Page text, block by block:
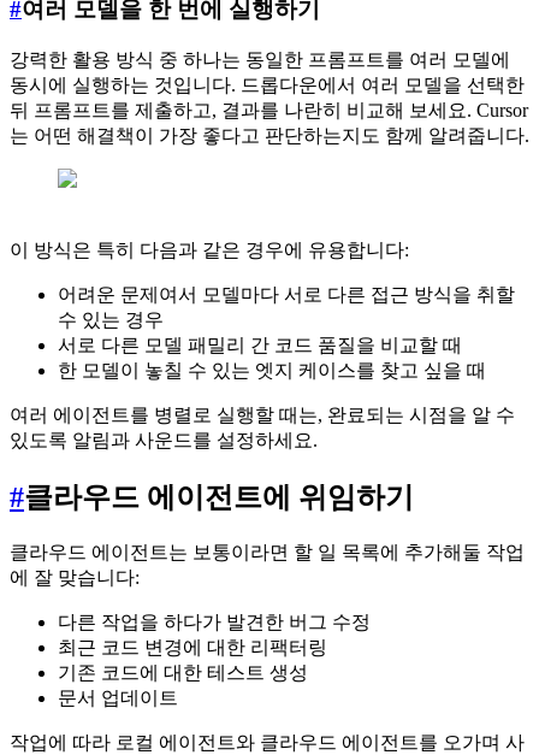
#여러 모델을 한 번에 실행하기
강력한 활용 방식 중 하나는 동일한 프롬프트를 여러 모델에
동시에 실행하는 것입니다. 드롭다운에서 여러 모델을 선택한
뒤 프롬프트를 제출하고, 결과를 나란히 비교해 보세요. Cursor
는 어떤 해결책이 가장 좋다고 판단하는지도 함께 알려줍니다.
이 방식은 특히 다음과 같은 경우에 유용합니다:
어려운 문제여서 모델마다 서로 다른 접근 방식을 취할
수 있는 경우
서로 다른 모델 패밀리 간 코드 품질을 비교할 때
한 모델이 놓칠 수 있는 엣지 케이스를 찾고 싶을 때
여러 에이전트를 병렬로 실행할 때는, 완료되는 시점을 알 수
있도록 알림과 사운드를 설정하세요.
#클라우드 에이전트에 위임하기
클라우드 에이전트는 보통이라면 할 일 목록에 추가해둘 작업
에 잘 맞습니다:
다른 작업을 하다가 발견한 버그 수정
최근 코드 변경에 대한 리팩터링
기존 코드에 대한 테스트 생성
문서 업데이트
작업에 따라 로컬 에이전트와 클라우드 에이전트를 오가며 사